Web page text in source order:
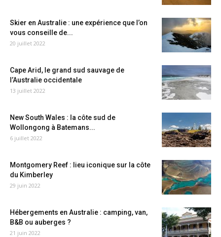
Skier en Australie : une expérience que l’on
vous conseille de...
20 juillet 2022
Cape Arid, le grand sud sauvage de
l’Australie occidentale
13 juillet 2022
New South Wales : la côte sud de
Wollongong à Batemans...
6 juillet 2022
Montgomery Reef : lieu iconique sur la côte
du Kimberley
29 juin 2022
Hébergements en Australie : camping, van,
B&B ou auberges ?
21 juin 2022